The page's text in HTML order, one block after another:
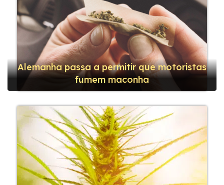
Alemanha passa a permitir que motoristas
fumem maconha